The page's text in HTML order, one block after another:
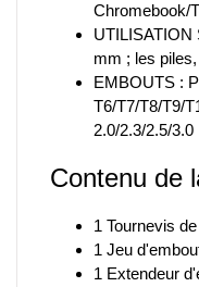
Chromebook/
UTILISATION
mm ; les
EMBOUTS :
T6/T7/T8/T9/
2.0/2.3/2.5/3.0
Contenu de
1 Tournevis
1 Jeu
1 Extendeur